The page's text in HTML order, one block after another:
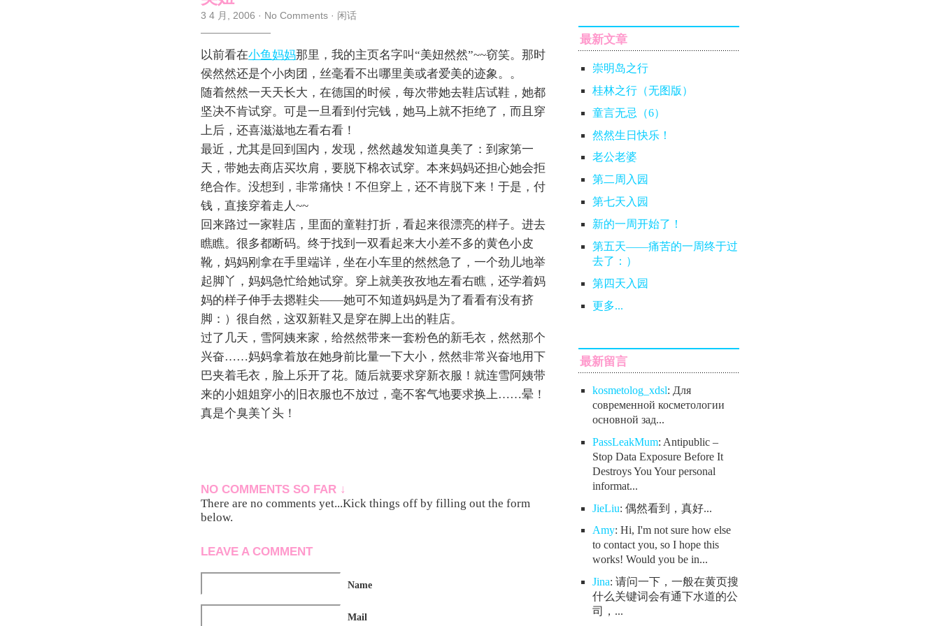
3 4 月, 2006 · No Comments · 闲话
以前看在小鱼妈妈那里，我的主页名字叫“美妞然然”~~窃笑。那时
侯然然还是个小肉团，丝毫看不出哪里美或者爱美的迹象。。
随着然然一天天长大，在德国的时候，每次带她去鞋店试鞋，她都
坚决不肯试穿。可是一旦看到付完钱，她马上就不拒绝了，而且穿
上后，还喜滋滋地左看右看！
最近，尤其是回到国内，发现，然然越发知道臭美了：到家第一
天，带她去商店买坎肩，要脱下棉衣试穿。本来妈妈还担心她会拒
绝合作。没想到，非常痛快！不但穿上，还不肯脱下来！于是，付
钱，直接穿着走人~~
回来路过一家鞋店，里面的童鞋打折，看起来很漂亮的样子。进去
瞧瞧。很多都断码。终于找到一双看起来大小差不多的黄色小皮
靴，妈妈刚拿在手里端详，坐在小车里的然然急了，一个劲儿地举
起脚丫，妈妈急忙给她试穿。穿上就美孜孜地左看右瞧，还学着妈
妈的样子伸手去摁鞋尖——她可不知道妈妈是为了看看有没有挤
脚：）很自然，这双新鞋又是穿在脚上出的鞋店。
过了几天，雪阿姨来家，给然然带来一套粉色的新毛衣，然然那个
兴奋……妈妈拿着放在她身前比量一下大小，然然非常兴奋地用下
巴夹着毛衣，脸上乐开了花。随后就要求穿新衣服！就连雪阿姨带
来的小姐姐穿小的旧衣服也不放过，毫不客气地要求换上……晕！
真是个臭美丫头！
NO COMMENTS SO FAR ↓
There are no comments yet...Kick things off by filling out the form
below.
LEAVE A COMMENT
Name
Mail
最新文章
崇明岛之行
桂林之行（无图版）
童言无忌（6）
然然生日快乐！
老公老婆
第二周入园
第七天入园
新的一周开始了！
第五天——痛苦的一周终于过
去了：）
第四天入园
更多...
最新留言
kosmetolog_xdsl: Для
современной косметологии
основной зад...
PassLeakMum: Antipublic –
Stop Data Exposure Before It
Destroys You Your personal
informat...
JieLiu: 偶然看到，真好...
Amy: Hi, I'm not sure how else
to contact you, so I hope this
works! Would you be in...
Jina: 请问一下，一般在黄页搜
什么关键词会有通下水道的公
司，...